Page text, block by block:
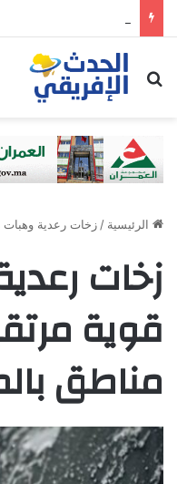
برشلونة يوافق على
ابحث عن
الرئيسية /زخات رعدية وهبات
زخات
قوية
مناطق